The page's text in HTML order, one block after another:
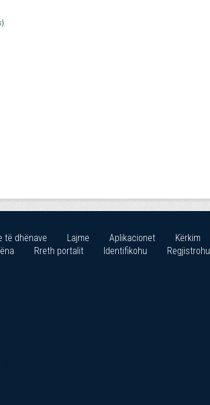
).
të dhënave Lajme Aplikacionet
Kërkim
Rreth portalit Identifikohu Regjistrohu